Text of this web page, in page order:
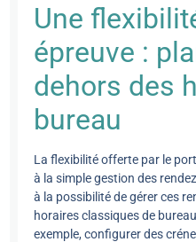
Une
épreuve :
dehors des
bureau
La flexibilité offerte par le
à la simple gestion des
à la possibilité de gérer ces
horaires classiques de
exemple, configurer des